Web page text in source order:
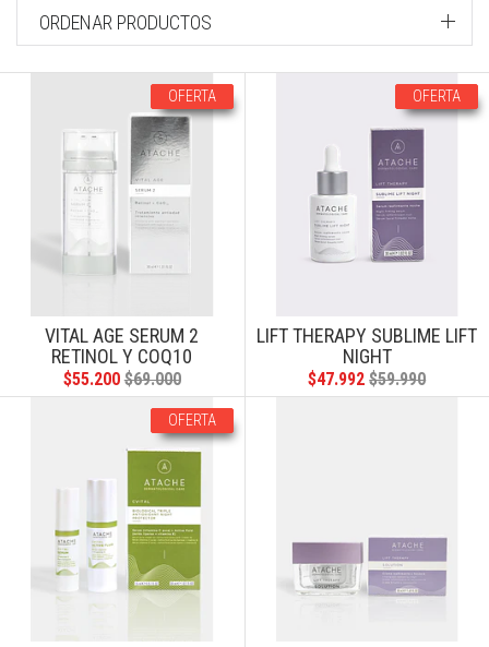
ORDENAR PRODUCTOS
OFERTA
VITAL AGE SERUM 2
RETINOL Y COQ10
$55.200 $69.000
OFERTA
LIFT THERAPY SUBLIME LIFT
NIGHT
$47.992 $59.990
OFERTA